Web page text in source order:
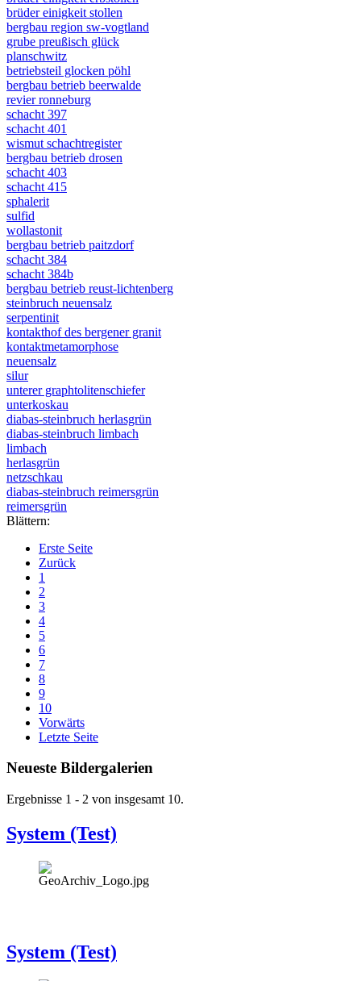
brüder einigkeit stollen
bergbau region sw-vogtland
grube preußisch glück
planschwitz
betriebsteil glocken pöhl
bergbau betrieb beerwalde
revier ronneburg
schacht 397
schacht 401
wismut schachtregister
bergbau betrieb drosen
schacht 403
schacht 415
sphalerit
sulfid
wollastonit
bergbau betrieb paitzdorf
schacht 384
schacht 384b
bergbau betrieb reust-lichtenberg
steinbruch neuensalz
serpentinit
kontakthof des bergener granit
kontaktmetamorphose
neuensalz
silur
unterer graphtolitenschiefer
unterkoskau
diabas-steinbruch herlasgrün
diabas-steinbruch limbach
limbach
herlasgrün
netzschkau
diabas-steinbruch reimersgrün
reimersgrün
Blättern:
Erste Seite
Zurück
1
2
3
4
5
6
7
8
9
10
Vorwärts
Letzte Seite
Neueste Bildergalerien
Ergebnisse 1 - 2 von insgesamt 10.
System (Test)
System (Test)